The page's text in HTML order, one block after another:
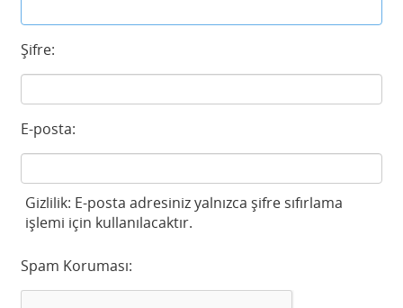
Şifre:
E-posta:
Gizlilik: E-posta adresiniz yalnızca şifre sıfırlama
işlemi için kullanılacaktır.
Spam Koruması: